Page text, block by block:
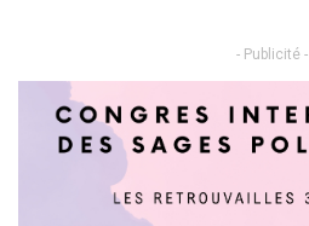
- Publicité -